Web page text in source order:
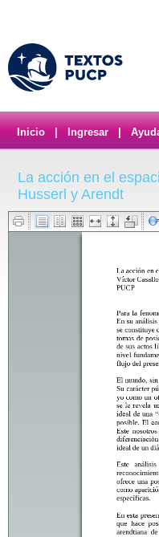
Inicio Ingresar
La acción en el
Husserl y Arendt